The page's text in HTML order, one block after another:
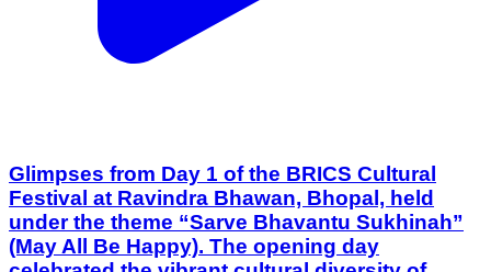
Glimpses from Day 1 of the BRICS Cultural
Festival at Ravindra Bhawan, Bhopal, held
under the theme “Sarve Bhavantu Sukhinah”
(May All Be Happy). The opening day